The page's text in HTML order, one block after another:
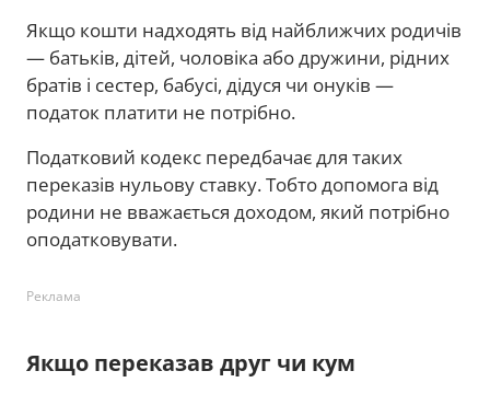
Якщо кошти надходять від найближчих родичів
— батьків, дітей, чоловіка або дружини, рідних
братів і сестер, бабусі, дідуся чи онуків —
податок платити не потрібно.
Податковий кодекс передбачає для таких
переказів нульову ставку. Тобто допомога від
родини не вважається доходом, який потрібно
оподатковувати.
Реклама
Якщо переказав друг чи кум